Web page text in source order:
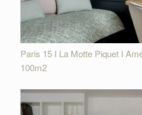
Paris 15 I La Motte Piquet I
100m2